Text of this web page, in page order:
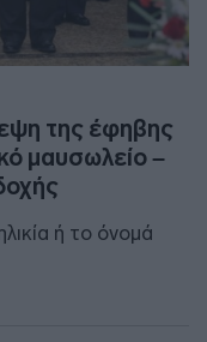
της έφηβης
μαυσωλείο –
ή το όνομά